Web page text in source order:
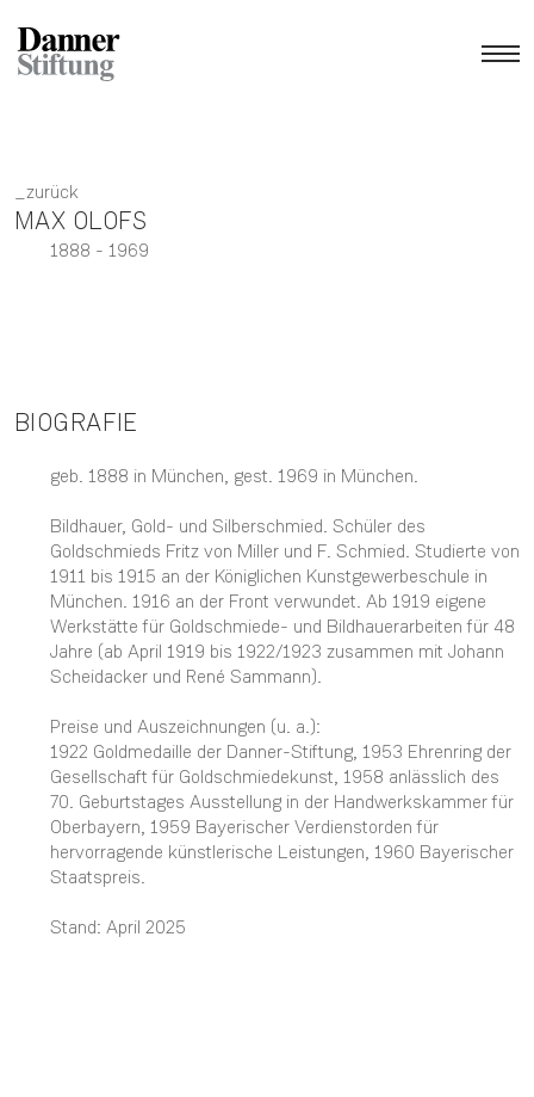
zurück
MAX OLOFS
1888 - 1969
BIOGRAFIE
geb. 1888 in München, gest. 1969 in München.
Bildhauer, Gold- und Silberschmied. Schüler des
Goldschmieds Fritz von Miller und F. Schmied. Studierte von
1911 bis 1915 an der Königlichen Kunstgewerbeschule in
München. 1916 an der Front verwundet. Ab 1919 eigene
Werkstätte für Goldschmiede- und Bildhauerarbeiten für 48
Jahre (ab April 1919 bis 1922/1923 zusammen mit Johann
Scheidacker und René Sammann).
Preise und Auszeichnungen (u. a.):
1922 Goldmedaille der Danner-Stiftung, 1953 Ehrenring der
Gesellschaft für Goldschmiedekunst, 1958 anlässlich des
70. Geburtstages Ausstellung in der Handwerkskammer für
Oberbayern, 1959 Bayerischer Verdienstorden für
hervorragende künstlerische Leistungen, 1960 Bayerischer
Staatspreis.
Stand: April 2025